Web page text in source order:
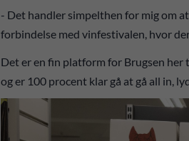
- Det handler simpelthen for mig om
forbindelse med vinfestivalen, hvor
Det er en fin platform for Brugsen her
og er 100 procent klar gå at gå all in,